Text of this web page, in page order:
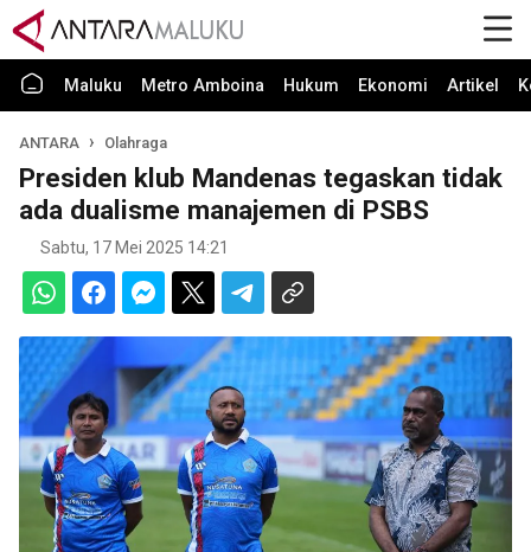
Maluku Metro Amboina Hukum Ekonomi Artikel
ANTARA Olahraga
Presiden klub Mandenas tegaskan tidak
ada dualisme manajemen di PSBS
Sabtu, 17 Mei 2025 14:21